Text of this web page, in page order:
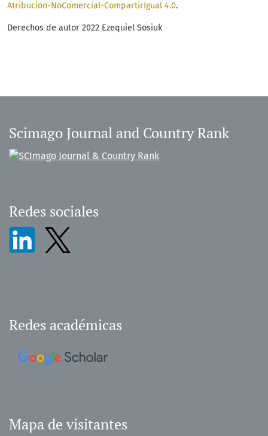
Atribución-NoComercial-CompartirIgual 4.0.
Derechos de autor 2022 Ezequiel Sosiuk
Scimago Journal and Country Rank
Redes sociales
Redes académicas
Mapa de visitantes